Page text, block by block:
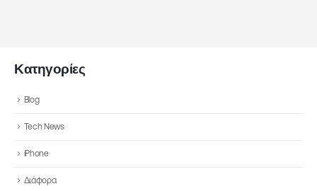
Κατηγορίες
Blog
Tech News
iPhone
Διάφορα